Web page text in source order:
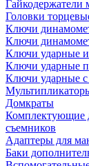
Гайкодержатели
Головки
Ключи
Ключи
Ключи ударные
Ключи ударные
Ключи ударные
Домкраты
Комплектующие
съемников
Адаптеры для
Баки